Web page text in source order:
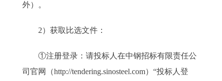
外）。
2）获取比选文件：
①注册登录：请投标人在中钢招标有限责任公
司官网（http://tendering.sinosteel.com）“投标人登